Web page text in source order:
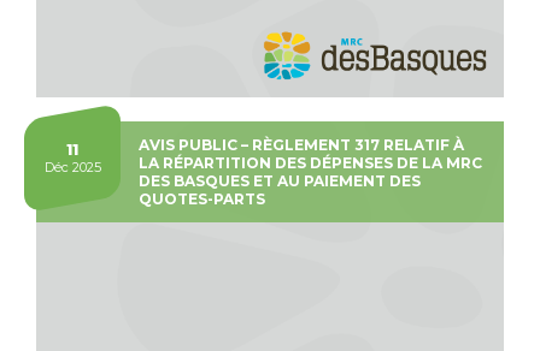
AVIS PUBLIC – RÈGLEMENT 317 RELATIF À
LA RÉPARTITION DES DÉPENSES DE LA MRC
DES BASQUES ET AU PAIEMENT DES
QUOTES-PARTS
11
Déc 2025